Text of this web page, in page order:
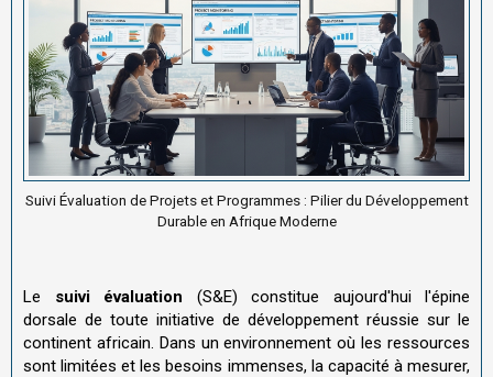
Suivi Évaluation de Projets et Programmes : Pilier du Développement
Durable en Afrique Moderne
Le suivi évaluation (S&E) constitue aujourd'hui l'épine
dorsale de toute initiative de développement réussie sur le
continent africain. Dans un environnement où les ressources
sont limitées et les besoins immenses, la capacité à mesurer,